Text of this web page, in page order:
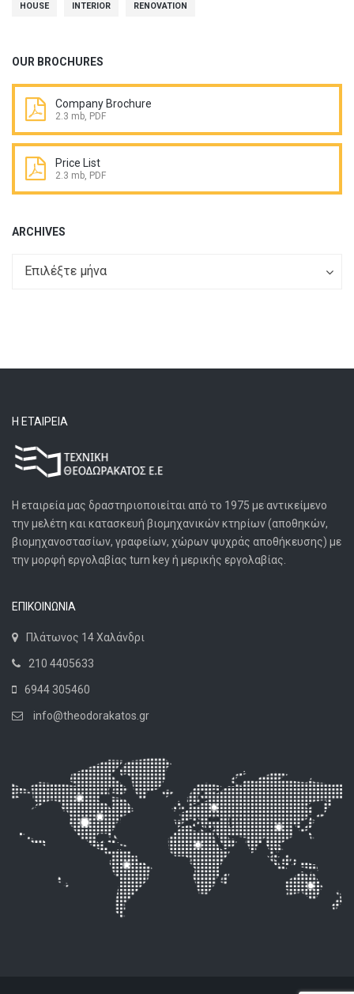
HOUSE INTERIOR RENOVATION
OUR BROCHURES
Company Brochure
2.3 mb, PDF
Price List
2.3 mb, PDF
ARCHIVES
Archives
Επιλέξτε μήνα
Archives
Η ΕΤΑΙΡΕΊΑ
Η εταιρεία μας δραστηριοποιείται από το 1975 με αντικείμενο
την μελέτη και κατασκευή βιομηχανικών κτηρίων (αποθηκών,
βιομηχανοστασίων, γραφείων, χώρων ψυχράς αποθήκευσης) με
την μορφή εργολαβίας turn key ή μερικής εργολαβίας.
ΕΠΙΚΟΙΝΩΝΙΑ
Πλάτωνος 14 Χαλάνδρι
210 4405633
6944 305460
info@theodorakatos.gr